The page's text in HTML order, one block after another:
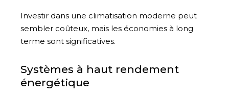
Investir dans une climatisation moderne peut
sembler coûteux, mais les économies à long
terme sont significatives.
Systèmes à haut rendement
énergétique